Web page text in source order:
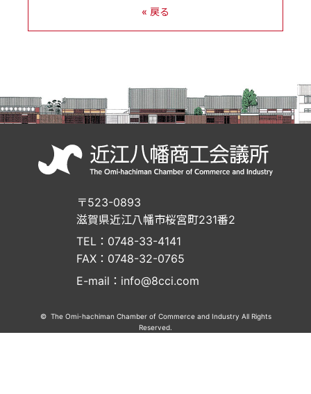
« 戻る
〒523-0893
滋賀県近江八幡市桜宮町231番2
TEL：0748-33-4141
FAX：0748-32-0765
E-mail：info@8cci.com
© The Omi-hachiman Chamber of Commerce and Industry All Rights
Reserved.